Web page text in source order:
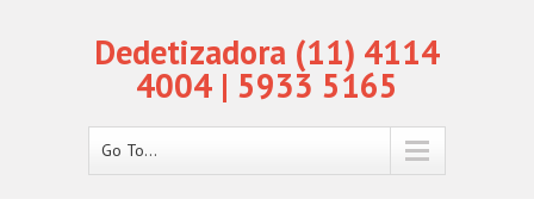
Dedetizadora (11) 4114
4004 | 5933 5165
Go To...